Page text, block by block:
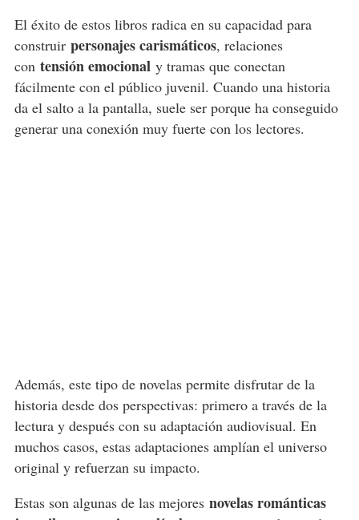
El éxito de estos libros radica en su capacidad para
construir personajes carismáticos, relaciones
con tensión emocionaly tramas que conectan
fácilmente con el público juvenil. Cuando una historia
da el salto a la pantalla, suele ser porque ha conseguido
generar una conexión muy fuerte con los lectores.
Además, este tipo de novelas permite disfrutar de la
historia desde dos perspectivas: primero a través de la
lectura y después con su adaptación audiovisual. En
muchos casos, estas adaptaciones amplían el universo
original y refuerzan su impacto.
Estas son algunas de las mejores novelas románticas